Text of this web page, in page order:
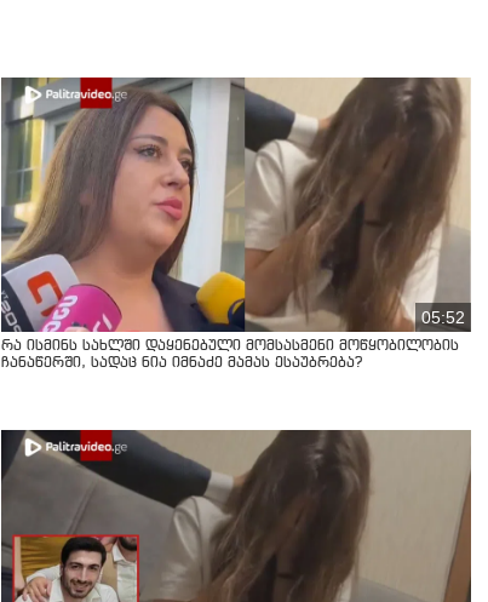
05:52
რა ისმინს სახლში დაყენებული მომსასმენი მოწყობილობის
ჩანაწერში, სადაც ნია იმნაძე მამას ესაუბრება?